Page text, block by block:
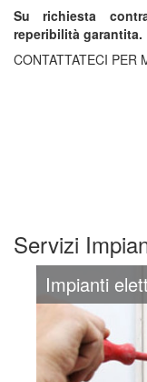
Su richiesta
reperibilità garantita.
CONTATTATECI PER
Servizi
Impianti